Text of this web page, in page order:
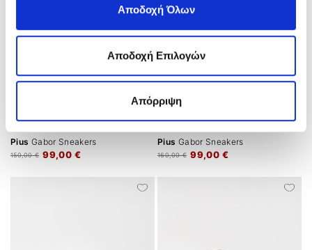
Αποδοχή Όλων
Αποδοχή Επιλογών
Απόρριψη
Pius Gabor Sneakers
99,00 €
150,00 €
Pius Gabor Sneakers
99,00 €
160,00 €